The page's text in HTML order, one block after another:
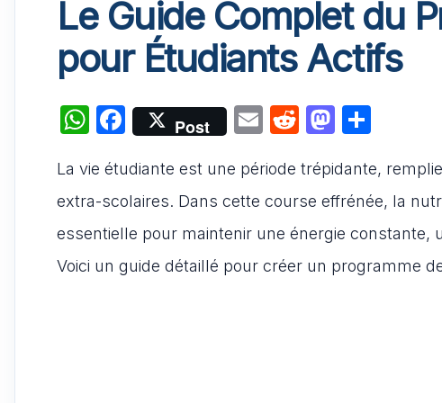
Le Guide Complet du
pour Étudiants Actifs
W
at
s
A
p
F
a
c
e
b
o
Post
E
ai
l
R
d
di
t
M
st
o
d
o
ta
g
er
La vie étudiante est une période trépidante,
extra-scolaires. Dans cette course effrénée, la
essentielle pour maintenir une énergie
Voici un guide détaillé pour créer un programme